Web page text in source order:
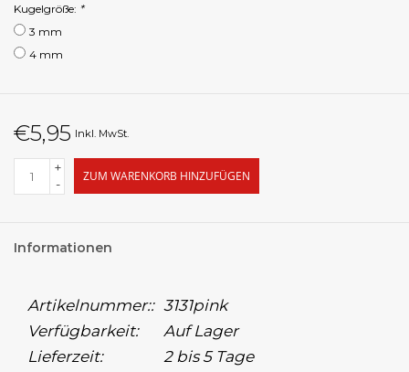
Kugelgröße: *
3 mm
4 mm
€5,95 Inkl. MwSt.
+
-
ZUM WARENKORB HINZUFÜGEN
Informationen
Artikelnummer:: 3131pink
Verfügbarkeit:
Auf Lager
Lieferzeit:
2 bis 5 Tage